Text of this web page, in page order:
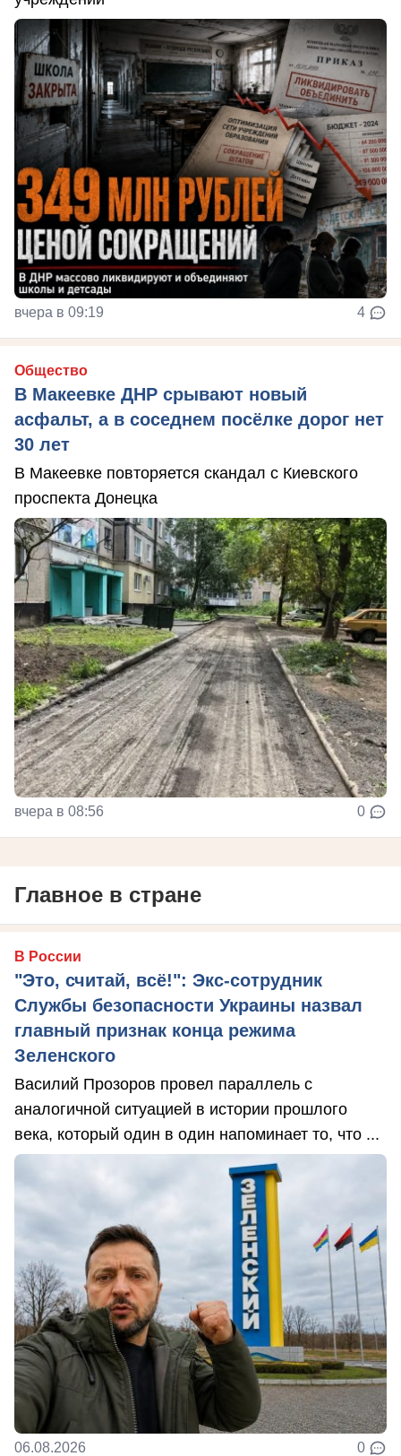
вчера в 09:19 4
Общество
В Макеевке ДНР срывают новый
асфальт, а в соседнем посёлке дорог нет
30 лет
В Макеевке повторяется скандал с Киевского
проспекта Донецка
вчера в 08:56 0
Главное в стране
В России
"Это, считай, всё!": Экс-сотрудник
Службы безопасности Украины назвал
главный признак конца режима
Зеленского
Василий Прозоров провел параллель с
аналогичной ситуацией в истории прошлого
века, который один в один напоминает то, что ...
06.08.2026 0